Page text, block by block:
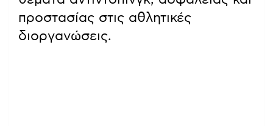
προστασίας στις αθλητικές
διοργανώσεις.